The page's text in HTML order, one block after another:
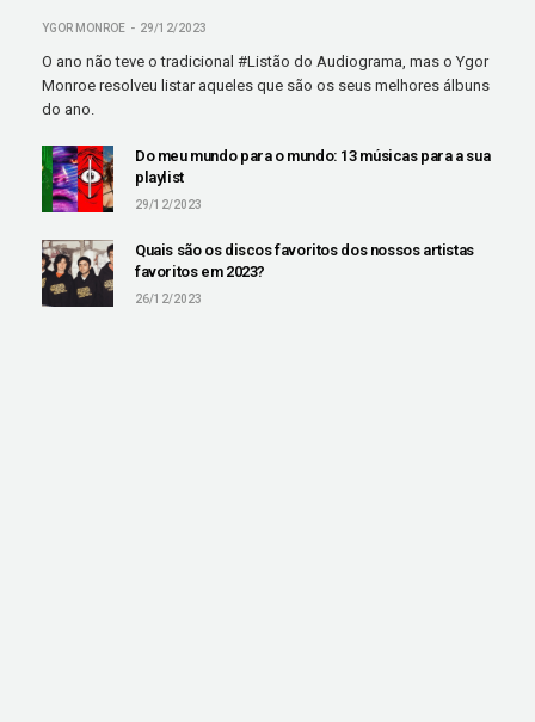
YGOR MONROE 29/12/2023
O ano não teve o tradicional #Listão do Audiograma, mas o Ygor
Monroe resolveu listar aqueles que são os seus melhores álbuns
do ano.
Do meu mundo para o mundo: 13 músicas para a sua
playlist
29/12/2023
Quais são os discos favoritos dos nossos artistas
favoritos em 2023?
26/12/2023